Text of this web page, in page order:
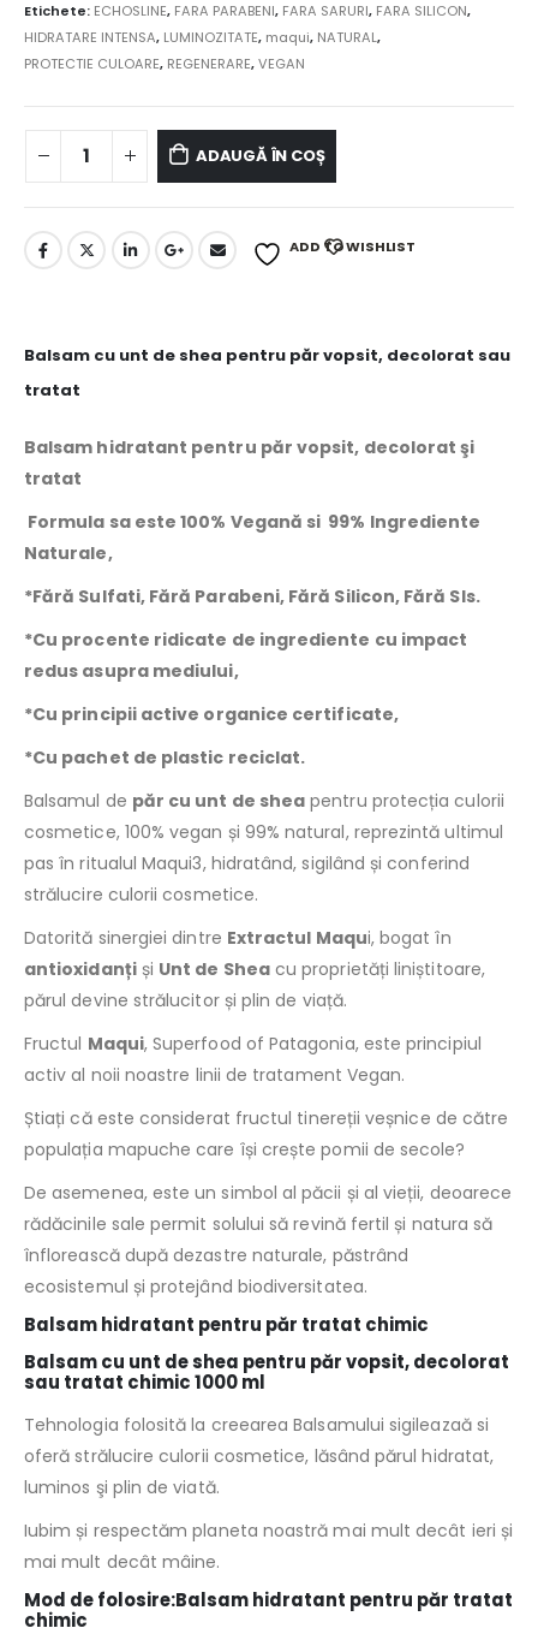
Etichete: ECHOSLINE, FARA PARABENI, FARA SARURI, FARA SILICON,
HIDRATARE INTENSA, LUMINOZITATE, maqui, NATURAL,
PROTECTIE CULOARE, REGENERARE,VEGAN
ADAUGĂ ÎN COȘ
ADD TO WISHLIST
Balsam cu unt de shea pentru păr vopsit, decolorat sau
tratat
Balsam hidratant pentru păr vopsit, decolorat şi
tratat
Formula sa este 100% Vegană si 99% Ingrediente
Naturale,
*Fără Sulfati, Fără Parabeni, Fără Silicon, Fără Sls.
*Cu procente ridicate de ingrediente cu impact
redus asupra mediului⁣,
*Cu principii active organice certificate,
*Cu pachet de plastic reciclat⁣.
Balsamul de păr cu unt de shea pentru protecția culorii
cosmetice, 100% vegan și 99% natural, reprezintă ultimul
pas în ritualul Maqui3, hidratând, sigilând și conferind
strălucire culorii cosmetice.
Datorită sinergiei dintre Extractul Maqui, bogat în
antioxidanțiși Unt de Sheacu proprietăți liniștitoare,
părul devine strălucitor și plin de viață.
Fructul Maqui, Superfood of Patagonia, este principiul
activ al noii noastre linii de tratament Vegan.
Știați că este considerat fructul tinereții veșnice de către
populația mapuche care își crește pomii de secole?
De asemenea, este un simbol al păcii și al vieții, deoarece
rădăcinile sale permit solului să revină fertil și natura să
înflorească după dezastre naturale, păstrând
ecosistemul și protejând biodiversitatea.
Balsam hidratant pentru păr tratat chimic
Balsam cu unt de shea pentru păr vopsit, decolorat
sau tratat chimic 1000 ml
Tehnologia folosită la creearea Balsamului sigileazaă si
oferă strălucire culorii cosmetice, lăsând părul hidratat,
luminos şi plin de viată.
Iubim și respectăm planeta noastră mai mult decât ieri și
mai mult decât mâine.
Mod de folosire:Balsam hidratant pentru păr tratat
chimic